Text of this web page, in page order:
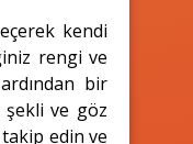
kendi
rengi ve
bir
şekli ve göz
takip edin ve